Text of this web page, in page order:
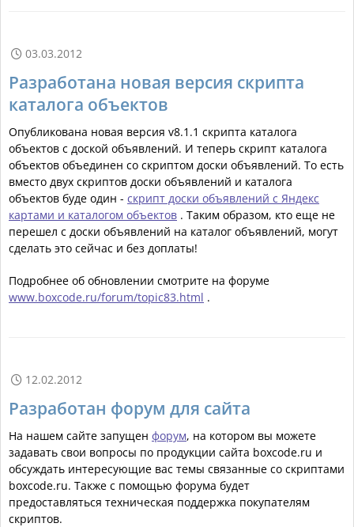
 03.03.2012
Разработана новая версия скрипта
каталога объектов
Опубликована новая версия v8.1.1 скрипта каталога
объектов с доской объявлений. И теперь скрипт каталога
объектов объединен со скриптом доски объявлений. То есть
вместо двух скриптов доски объявлений и каталога
объектов буде один - скрипт доски объявлений с Яндекс
картами и каталогом объектов . Таким образом, кто еще не
перешел с доски объявлений на каталог объявлений, могут
сделать это сейчас и без доплаты!
Подробнее об обновлении смотрите на форуме
www.boxcode.ru/forum/topic83.html .
 12.02.2012
Разработан форум для сайта
На нашем сайте запущен форум, на котором вы можете
задавать свои вопросы по продукции сайта boxcode.ru и
обсуждать интересующие вас темы связанные со скриптами
boxcode.ru. Также с помощью форума будет
предоставляться техническая поддержка покупателям
скриптов.